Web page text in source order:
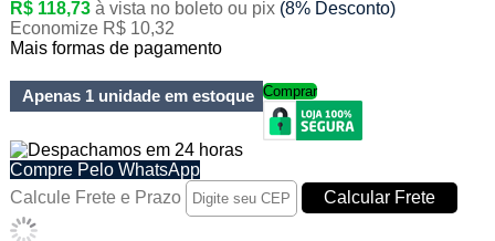
R$ 118,73 à vista no boleto ou pix (8% Desconto)
Economize R$ 10,32
Mais formas de pagamento
Apenas 1 unidade em estoque Comprar
Compre Pelo WhatsApp
Calcule Frete e Prazo